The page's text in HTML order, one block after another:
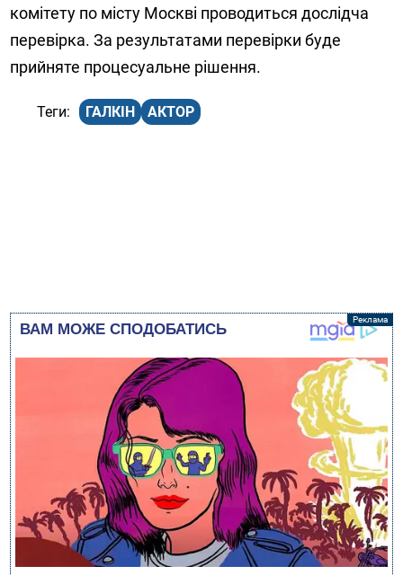
комітету по місту Москві проводиться дослідча
перевірка. За результатами перевірки буде
прийняте процесуальне рішення.
ГАЛКІН АКТОР